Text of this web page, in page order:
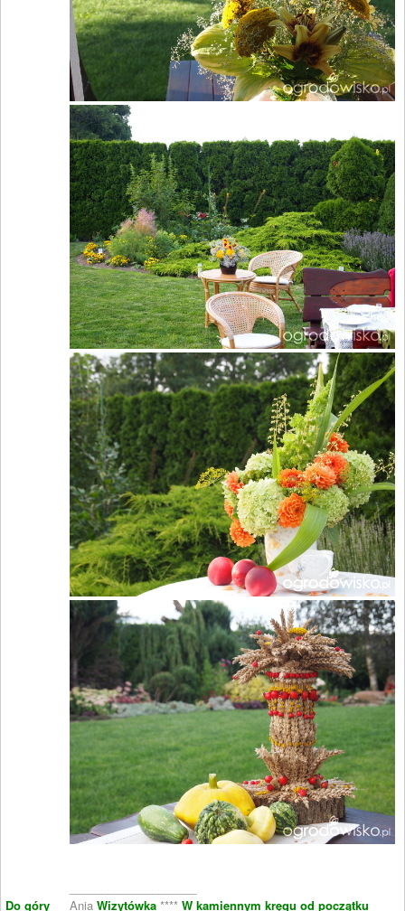
Do góry
Ania Wizytówka **** W kamiennym kręgu od początku